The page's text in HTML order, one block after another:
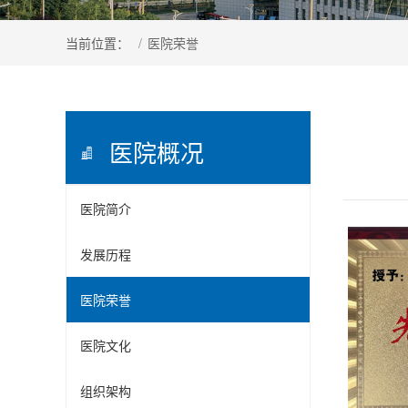
当前位置： / 医院荣誉
医院概况
医院简介
发展历程
医院荣誉
医院文化
组织架构